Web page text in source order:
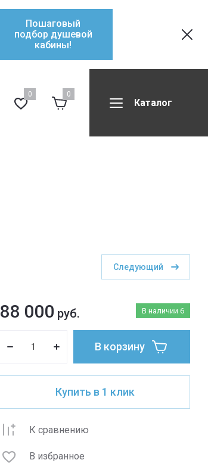
Пошаговый
подбор душевой
кабины!
0 0
Каталог
Следующий
В наличии 6
88 000 руб.
В корзину
Купить в 1 клик
К сравнению
В избранное